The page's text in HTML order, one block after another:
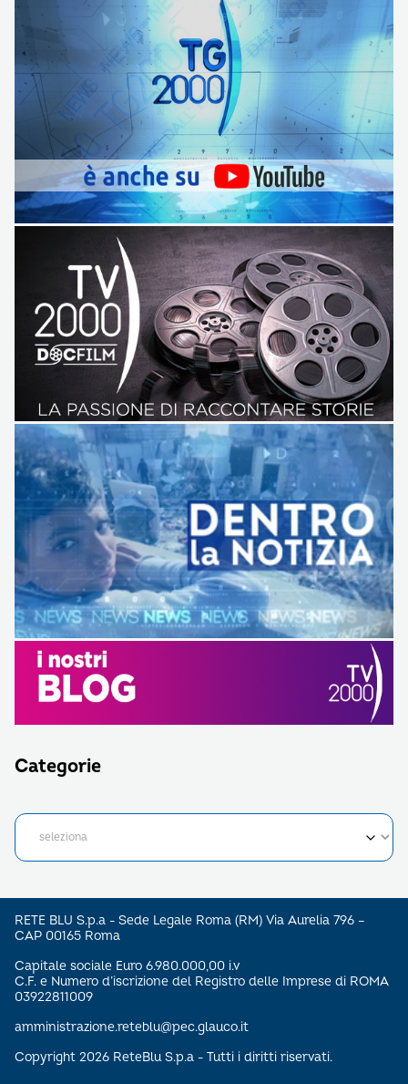
Categorie
RETE BLU S.p.a - Sede Legale Roma (RM) Via Aurelia 796 –
CAP 00165 Roma
Capitale sociale Euro 6.980.000,00 i.v
C.F. e Numero d’iscrizione del Registro delle Imprese di ROMA
03922811009
amministrazione.reteblu@pec.glauco.it
Copyright 2026 ReteBlu S.p.a - Tutti i diritti riservati.